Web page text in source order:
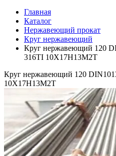
Главная
Каталог
Нержавеющий прокат
Круг нержавеющий
Круг нержавеющий 120
316TI 10Х17Н13М2Т
Круг нержавеющий 120
10Х17Н13М2Т